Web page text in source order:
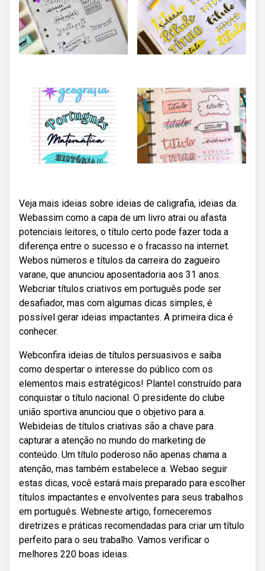
Veja mais ideias sobre ideias de caligrafia, ideias da.
Webassim como a capa de um livro atrai ou afasta
potenciais leitores, o título certo pode fazer toda a
diferença entre o sucesso e o fracasso na internet.
Webos números e títulos da carreira do zagueiro
varane, que anunciou aposentadoria aos 31 anos.
Webcriar títulos criativos em português pode ser
desafiador, mas com algumas dicas simples, é
possível gerar ideias impactantes. A primeira dica é
conhecer.
Webconfira ideias de títulos persuasivos e saiba
como despertar o interesse do público com os
elementos mais estratégicos! Plantel construído para
conquistar o título nacional. O presidente do clube
união sportiva anunciou que o objetivo para a.
Webideias de títulos criativas são a chave para
capturar a atenção no mundo do marketing de
conteúdo. Um título poderoso não apenas chama a
atenção, mas também estabelece a. Webao seguir
estas dicas, você estará mais preparado para escolher
títulos impactantes e envolventes para seus trabalhos
em português. Webneste artigo, forneceremos
diretrizes e práticas recomendadas para criar um título
perfeito para o seu trabalho. Vamos verificar o
melhores 220 boas ideias.